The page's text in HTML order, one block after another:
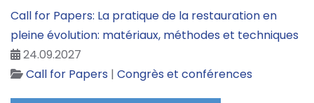
Call for Papers: La pratique de la restauration en
pleine évolution: matériaux, méthodes et techniques
24.09.2027
Call for Papers | Congrès et conférences